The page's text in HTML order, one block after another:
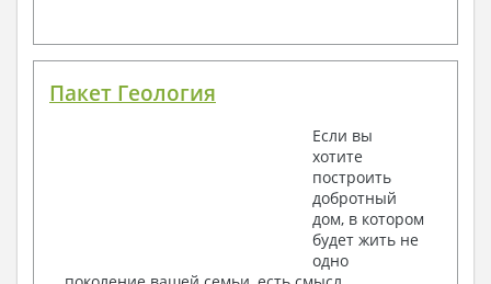
Пакет Геология
Если вы
хотите
построить
добротный
дом, в котором
будет жить не
одно